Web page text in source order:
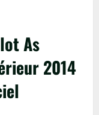
As
2014